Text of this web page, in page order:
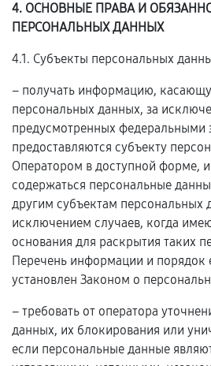
4. ОСНОВНЫЕ ПРАВА И
ПЕРСОНАЛЬНЫХ ДАННЫХ
4.1. Субъекты персональных
– получать информацию,
персональных данных, за
предусмотренных федеральными
предоставляются субъекту
Оператором в доступной форме,
содержаться персональные
другим субъектам персональных
исключением случаев, когда
основания для раскрытия таких
Перечень информации и порядок
установлен Законом о
– требовать от оператора
данных, их блокирования или
если персональные данные